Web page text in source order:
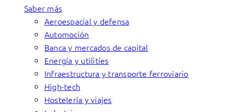
Saber más
Aeroespacial y defensa
Automoción
Banca y mercados de capital
Energía y utilities
Infraestructura y transporte ferroviario
High-tech
Hostelería y viajes